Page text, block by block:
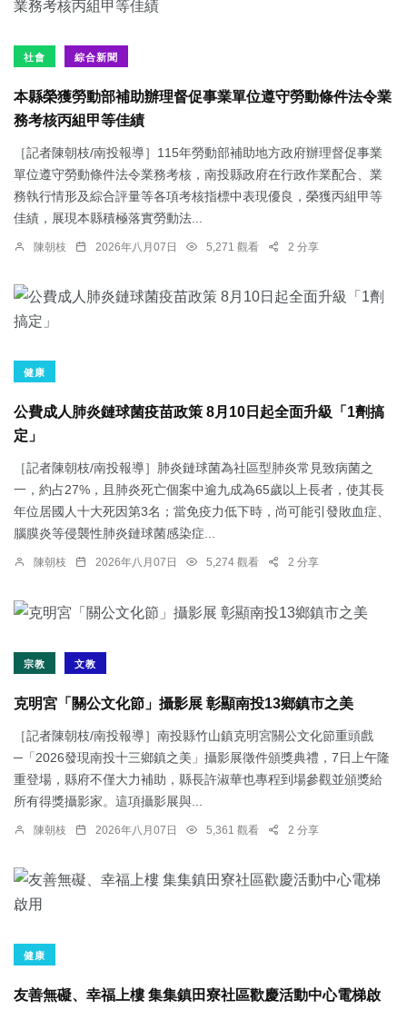
社會 綜合新聞
本縣榮獲勞動部補助辦理督促事業單位遵守勞動條件法令業
務考核丙組甲等佳績
［記者陳朝枝/南投報導］115年勞動部補助地方政府辦理督促事業
單位遵守勞動條件法令業務考核，南投縣政府在行政作業配合、業
務執行情形及綜合評量等各項考核指標中表現優良，榮獲丙組甲等
佳績，展現本縣積極落實勞動法...
陳朝枝 2026年八月07日 5,271 觀看 2 分享
健康
公費成人肺炎鏈球菌疫苗政策 8月10日起全面升級「1劑搞
定」
［記者陳朝枝/南投報導］肺炎鏈球菌為社區型肺炎常見致病菌之
一，約占27%，且肺炎死亡個案中逾九成為65歲以上長者，使其長
年位居國人十大死因第3名；當免疫力低下時，尚可能引發敗血症、
腦膜炎等侵襲性肺炎鏈球菌感染症...
陳朝枝 2026年八月07日 5,274 觀看 2 分享
宗教 文教
克明宮「關公文化節」攝影展 彰顯南投13鄉鎮市之美
［記者陳朝枝/南投報導］南投縣竹山鎮克明宮關公文化節重頭戲
─「2026發現南投十三鄉鎮之美」攝影展徵件頒獎典禮，7日上午隆
重登場，縣府不僅大力補助，縣長許淑華也專程到場參觀並頒獎給
所有得獎攝影家。這項攝影展與...
陳朝枝 2026年八月07日 5,361 觀看 2 分享
健康
友善無礙、幸福上樓 集集鎮田寮社區歡慶活動中心電梯啟